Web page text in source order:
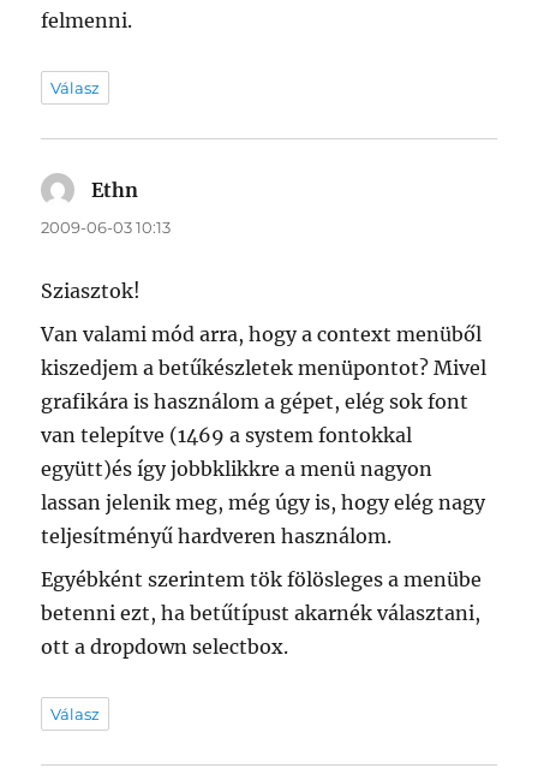
felmenni.
Válasz
Ethn
2009-06-03 10:13
Sziasztok!
Van valami mód arra, hogy a context menüből
kiszedjem a betűkészletek menüpontot? Mivel
grafikára is használom a gépet, elég sok font
van telepítve (1469 a system fontokkal
együtt)és így jobbklikkre a menü nagyon
lassan jelenik meg, még úgy is, hogy elég nagy
teljesítményű hardveren használom.
Egyébként szerintem tök fölösleges a menübe
betenni ezt, ha betűtípust akarnék választani,
ott a dropdown selectbox.
Válasz